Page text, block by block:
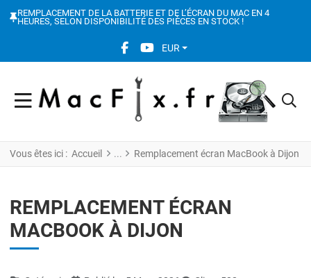
REMPLACEMENT DE LA BATTERIE ET DE L’ÉCRAN DU MAC EN 4
HEURES, SELON DISPONIBILITÉ DES PIÈCES EN STOCK !
FACEBOOK SOCIAL LINK
YOUTUBE SOCIAL LINK
EUR
Vous êtes ici : Accueil Remplacement écran MacBook à Dijon
REMPLACEMENT ÉCRAN
MACBOOK À DIJON